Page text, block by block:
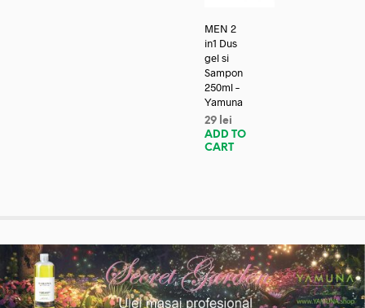
MEN 2
in1 Dus
gel si
Sampon
250ml –
Yamuna
29 lei
ADD TO
CART